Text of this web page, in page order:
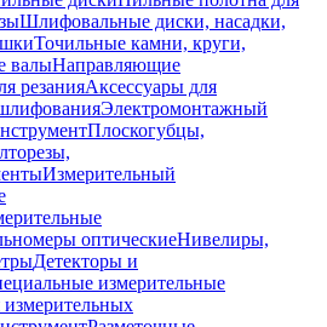
Шлифовальные диски, насадки,
Точильные камни, круги,
валыНаправляющие
резанияАксессуары для
Электромонтажный
Плоскогубцы,
Измерительный
оптическиеНивелиры,
Детекторы и
измерительные
измерительных